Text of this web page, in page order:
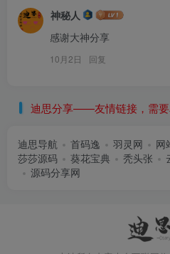
神秘人
感谢大神分享
10月2日 回复
迪思分享——友情链接，需
迪思导航 首码逸 羽灵网 网
莎莎源码
葵花宝典 秃头张
源码分享网